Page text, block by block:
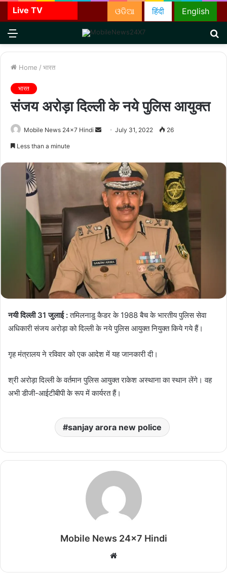
Live TV English
हिंदी
ଓଡିଆ
Menu
Home / भारत
भारत
संजय अरोड़ा दिल्ली के नये पुलिस आयुक्त
Mobile News 24x7 Hindi
SendJuly 31, 2022 26
Less than a minute
नयी दिल्ली 31 जुलाई :तमिलनाडु कैडर के 1988 बैच के भारतीय पुलिस सेवा
अधिकारी संजय अरोड़ा को दिल्ली के नये पुलिस आयुक्त नियुक्त किये गये हैं।
गृह मंत्रालय ने रविवार को एक आदेश में यह जानकारी दी।
श्री अरोड़ा दिल्ली के वर्तमान पुलिस आयुक्त राकेश अस्थाना का स्थान लेंगे। वह
अभी डीजी-आईटीबीपी के रूप में कार्यरत हैं।
sanjay arora new police
Mobile News 24x7 Hindi
Website